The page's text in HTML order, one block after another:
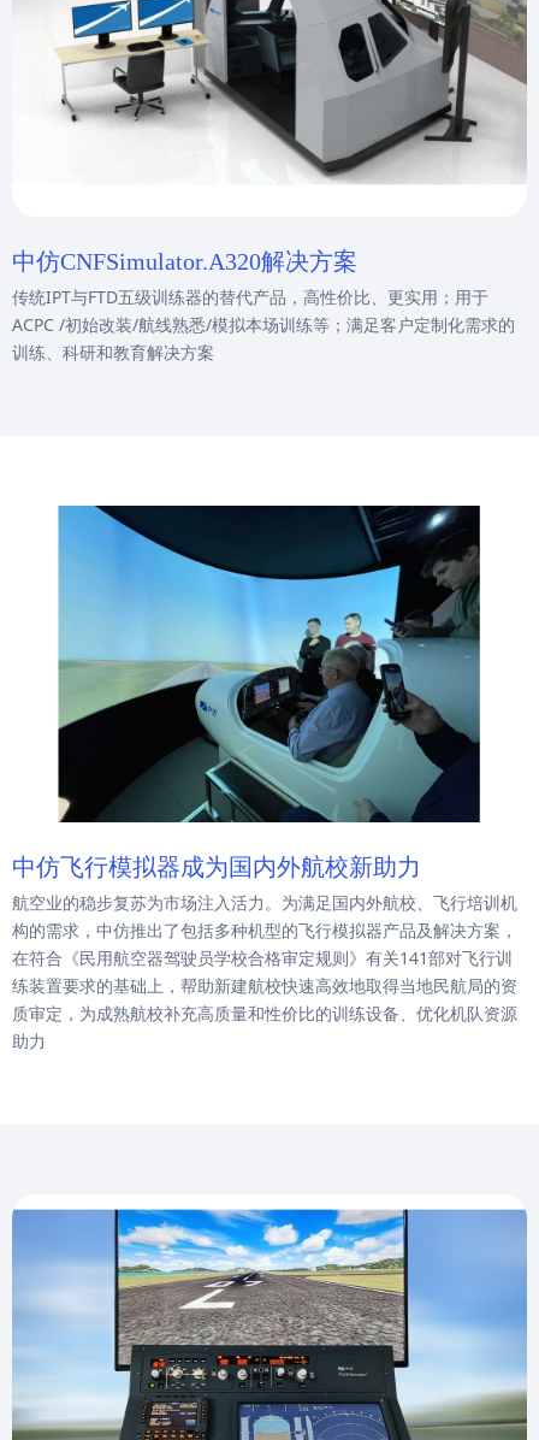
中仿CNFSimulator.A320解决方案
传统IPT与FTD五级训练器的替代产品，高性价比、更实用；用于
ACPC /初始改装/航线熟悉/模拟本场训练等；满足客户定制化需求的
训练、科研和教育解决方案
中仿飞行模拟器成为国内外航校新助力
航空业的稳步复苏为市场注入活力。为满足国内外航校、飞行培训机
构的需求，中仿推出了包括多种机型的飞行模拟器产品及解决方案，
在符合《民用航空器驾驶员学校合格审定规则》有关141部对飞行训
练装置要求的基础上，帮助新建航校快速高效地取得当地民航局的资
质审定，为成熟航校补充高质量和性价比的训练设备、优化机队资源
助力